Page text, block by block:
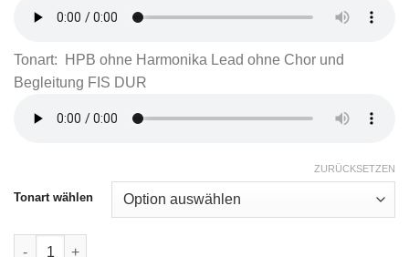
Tonart: HPB ohne Harmonika Lead ohne Chor und
Begleitung FIS DUR
Tonart wählen
ZURÜCKSETZEN